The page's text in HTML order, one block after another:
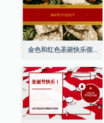
金色和红色圣诞快乐假期明信片